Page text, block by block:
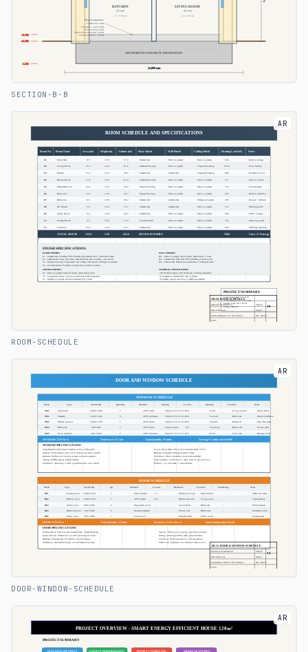
SECTION-B-B
AR
ROOM-SCHEDULE
AR
DOOR-WINDOW-SCHEDULE
AR